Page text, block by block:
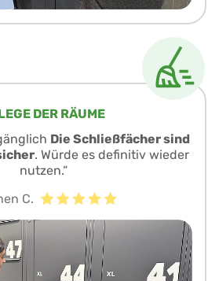
DER RÄUME
Die Schließfächer sind
. Würde es definitiv wieder
nutzen.“
C.